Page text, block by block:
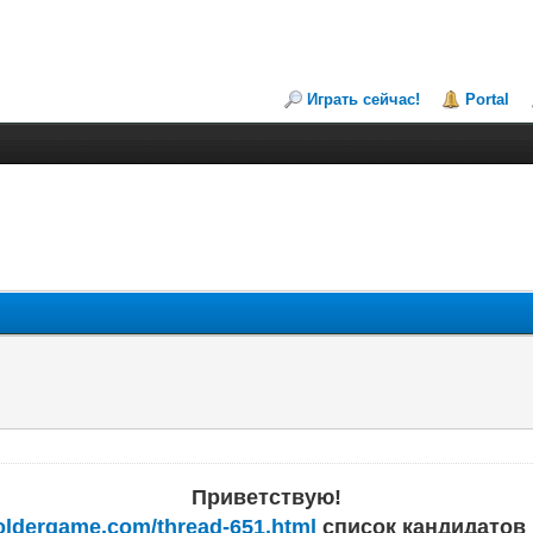
Играть сейчас! Portal
Приветствую!
thread-651.html список